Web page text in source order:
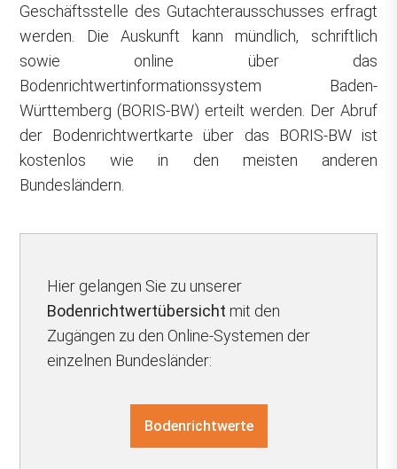
Geschäftsstelle des Gutachterausschusses erfragt
werden. Die Auskunft kann mündlich, schriftlich
sowie online über das
Bodenrichtwertinformationssystem Baden-
Württemberg (BORIS-BW) erteilt werden. Der Abruf
der Bodenrichtwertkarte über das BORIS-BW ist
kostenlos wie in den meisten anderen
Bundesländern.
Hier gelangen Sie zu unserer
Bodenrichtwertübersicht mit den
Zugängen zu den Online-Systemen der
einzelnen Bundesländer:
Bodenrichtwerte